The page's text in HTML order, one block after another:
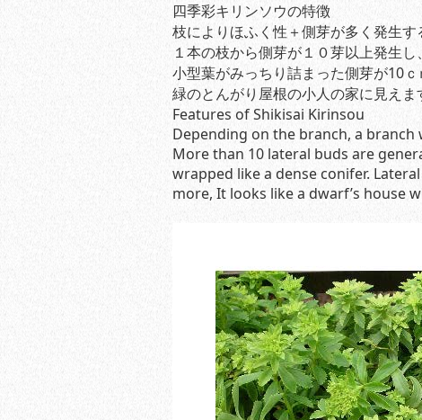
四季彩キリンソウの特徴
枝によりほふく性＋側芽が多く発生す
１本の枝から側芽が１０芽以上発生
小型葉がみっちり詰まった側芽が10ｃ
緑のとんがり屋根の小人の家に見えま
Features of Shikisai Kirinsou
Depending on the branch, a
More than 10 lateral buds are
wrapped like a dense conifer.
more, It looks like a dwarf’s house